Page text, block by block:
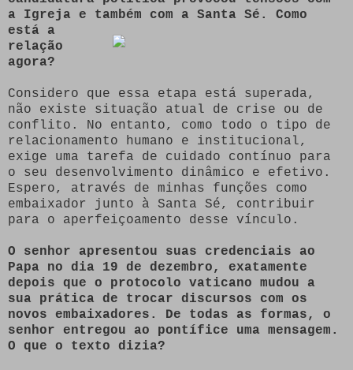
a Igreja e também com a Santa Sé. Como
está a
relação
agora?
Considero que essa etapa está superada,
não existe situação atual de crise ou de
conflito. No entanto, como todo o tipo de
relacionamento humano e institucional,
exige uma tarefa de cuidado contínuo para
o seu desenvolvimento dinâmico e efetivo.
Espero, através de minhas funções como
embaixador junto à Santa Sé, contribuir
para o aperfeiçoamento desse vínculo.
O senhor apresentou suas credenciais ao
Papa no dia 19 de dezembro, exatamente
depois que o protocolo vaticano mudou a
sua prática de trocar discursos com os
novos embaixadores. De todas as formas, o
senhor entregou ao pontífice uma mensagem.
O que o texto dizia?